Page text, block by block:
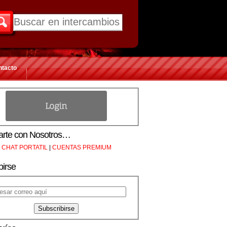
con Nosotros…
CHAT PORTATIL | CUENTAS PREMIUM